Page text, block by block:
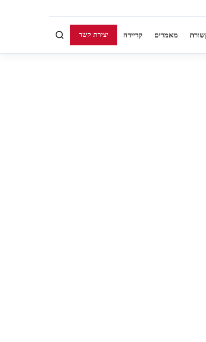
מאמרים קריירה יצירת קשר